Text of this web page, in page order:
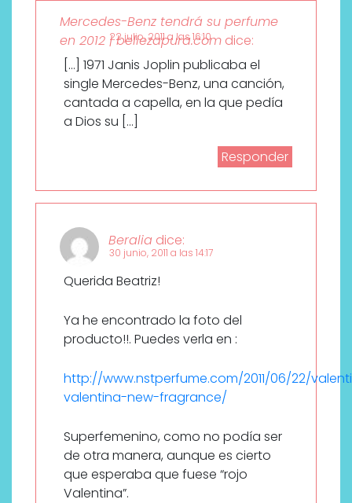
Mercedes-Benz tendrá su perfume
en 2012 | bellezapura.com dice:
22 julio, 2011 a las 16:10
[…] 1971 Janis Joplin publicaba el
single Mercedes-Benz, una canción,
cantada a capella, en la que pedía
a Dios su […]
Responder
Beralia dice:
30 junio, 2011 a las 14:17
Querida Beatriz!
Ya he encontrado la foto del
producto!!. Puedes verla en :
http://www.nstperfume.com/2011/06/22/
valentina-new-fragrance/
Superfemenino, como no podía ser
de otra manera, aunque es cierto
que esperaba que fuese “rojo
Valentina”.